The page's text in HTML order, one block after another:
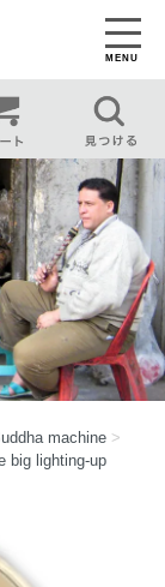
MENU
machine >
big lighting-up